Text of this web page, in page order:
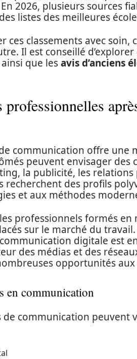
2026, plusieurs sources
listes des meilleures
ces classements avec soin,
Il est conseillé
ainsi que lesavis d’anciens
communication offre une
peuvent envisager des
la publicité, les
recherchent des profils
et aux méthodes
professionnels formés
sur le marché du
digitale est
des médias et des
opportunités
en communication
de communication peuvent